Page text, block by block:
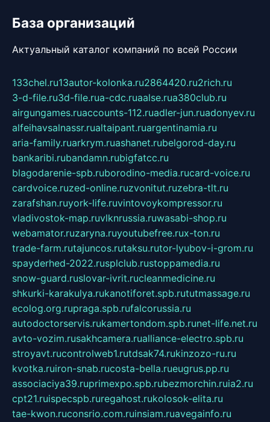
База организаций
Актуальный каталог компаний по всей России
133chel.ru13autor-kolonka.ru2864420.ru2rich.ru
3-d-file.ru3d-file.rua-cdc.ruaalse.rua380club.ru
airgungames.ruaccounts-112.ruadler-jun.ruadonyev.ru
alfeihavsalnassr.rualtaipant.ruargentinamia.ru
aria-family.ruarkrym.ruashanet.rubelgorod-day.ru
bankaribi.rubandamn.rubigfatcc.ru
blagodarenie-spb.ruborodino-media.rucard-voice.ru
cardvoice.ruzed-online.ruzvonitut.ruzebra-tlt.ru
zarafshan.ruyork-life.ruvintovoykompressor.ru
vladivostok-map.ruvlknrussia.ruwasabi-shop.ru
webamator.ruzaryna.ruyoutubefree.rux-ton.ru
trade-farm.rutajuncos.rutaksu.rutor-lyubov-i-grom.ru
spayderhed-2022.rusplclub.rustoppamedia.ru
snow-guard.ruslovar-ivrit.rucleanmedicine.ru
shkurki-karakulya.rukanotiforet.spb.rututmassage.ru
ecolog.org.rupraga.spb.rufalcorussia.ru
autodoctorservis.rukamertondom.spb.runet-life.net.ru
avto-vozim.rusakhcamera.rualliance-electro.spb.ru
stroyavt.rucontrolweb1.rutdsak74.rukinzozo-ru.ru
kvotka.ruiron-snab.rucosta-bella.rueugrus.pp.ru
associaciya39.ruprimexpo.spb.rubezmorchin.ruia2.ru
cpt21.ruispecspb.ruregahost.rukolosok-elita.ru
tae-kwon.ruconsrio.com.ruinsiam.ruavegainfo.ru